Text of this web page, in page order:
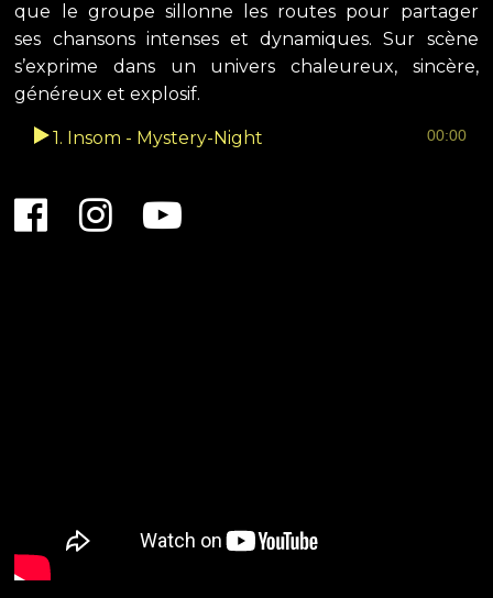
que le groupe sillonne les routes pour partager
ses chansons intenses et dynamiques. Sur scène
s’exprime dans un univers chaleureux, sincère,
généreux et explosif.
1. Insom - Mystery-Night 00:00